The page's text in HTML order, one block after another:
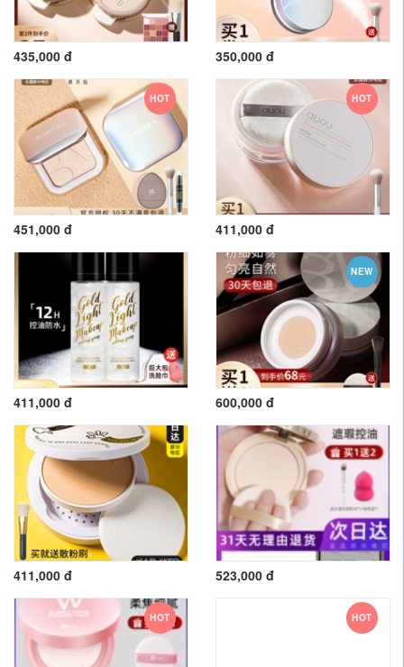
435,000 đ 350,000 đ
HOT
451,000 đ
HOT
411,000 đ
411,000 đ
NEW
600,000 đ
411,000 đ 523,000 đ
HOT HOT